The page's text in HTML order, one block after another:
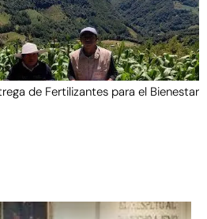
de Fertilizantes para el Bienestar